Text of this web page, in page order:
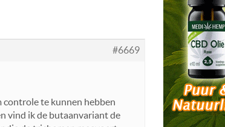
#6669
controle te kunnen hebben
vind ik de butaanvariant de